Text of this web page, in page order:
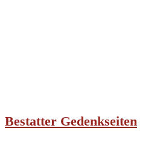
Bestatter Gedenkseiten